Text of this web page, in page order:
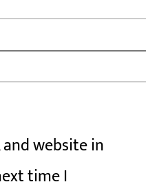
website in
time I